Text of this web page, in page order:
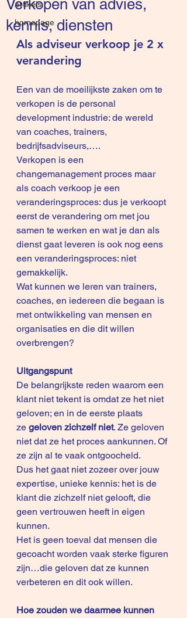
artikels
homepage
Verkopen van advies,
kennis, diensten
Als adviseur verkoop je 2 x
verandering
Een van de moeilijkste zaken om te
verkopen is de personal
development industrie: de wereld
van coaches, trainers,
bedrijfsadviseurs,….
Verkopen is een
changemanagement proces maar
als coach verkoop je een
veranderingsproces: dus je verkoopt
eerst de verandering om met jou
samen te werken en wat je dan als
dienst gaat leveren is ook nog eens
een veranderingsproces: niet
gemakkelijk.
Wat kunnen we leren van trainers,
coaches, en iedereen die begaan is
met ontwikkeling van mensen en
organisaties en die dit willen
overbrengen?
Uitgangspunt
De belangrijkste reden waarom een
klant niet tekent is omdat ze het niet
geloven; en in de eerste plaats
ze geloven zichzelf niet. Ze geloven
niet dat ze het proces aankunnen. Of
ze zijn al te vaak ontgoocheld.
Dus het gaat niet zozeer over jouw
expertise, unieke kennis: het is de
klant die zichzelf niet gelooft, die
geen vertrouwen heeft in eigen
kunnen.
Het is geen toeval dat mensen die
gecoacht worden vaak sterke figuren
zijn…die geloven dat ze kunnen
verbeteren en dit ook willen.
Hoe zouden we daarmee kunnen